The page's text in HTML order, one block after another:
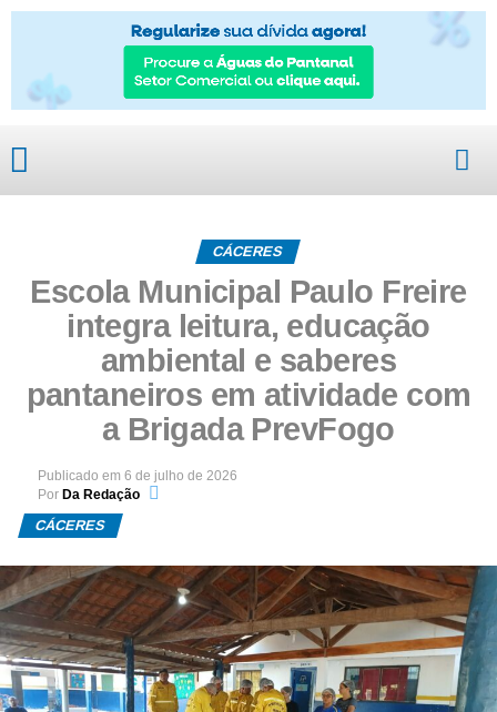
CÁCERES
Escola Municipal Paulo Freire
integra leitura, educação
ambiental e saberes
pantaneiros em atividade com
a Brigada PrevFogo
Publicado em 6 de julho de 2026
Por Da Redação
CÁCERES